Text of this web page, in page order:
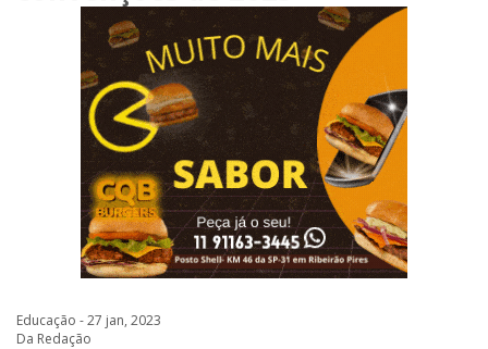
Educação - 27 jan, 2023
Da Redação